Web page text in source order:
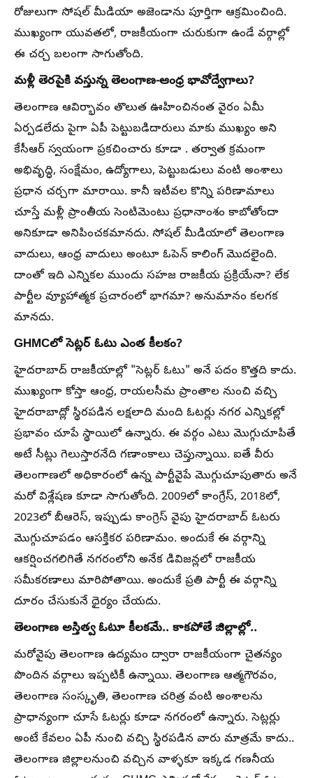
రోజులుగా సోషల్ మీడియా అజెండాను పూర్తిగా ఆక్రమించింది.
ముఖ్యంగా యువతలో, రాజకీయంగా చురుకుగా ఉండే వర్గాల్లో
ఈ చర్చ బలంగా సాగుతోంది.
మళ్లీ తెరపైకి వస్తున్న తెలంగాణ-ఆంధ్ర భావోద్వేగాలు?
తెలంగాణ ఆవిర్భావం తొలుత ఊహించినంత వైరం ఏమీ
ఏర్పడలేదు పైగా ఏపీ పెట్టుబడిదారులు మాకు ముఖ్యం అని
కేసీఆర్ స్వయంగా ప్రకచించారు కూడా . తర్వాత క్రమంగా
అభివృద్ధి, సంక్షేమం, ఉద్యోగాలు, పెట్టుబడులు వంటి అంశాలు
ప్రధాన చర్చగా మారాయి. కానీ ఇటీవల కొన్ని పరిణామాలు
చూస్తే మళ్లీ ప్రాంతీయ సెంటిమెంటు ప్రధానాంశం కాబోతోందా
అనికూడా అనిపించకమానదు. సోషల్ మీడియాలో తెలంగాణ
వాదులు, ఆంధ్ర వాదులు అంటూ ఓపెన్ కాలింగ్ మొదలైంది.
దాంతో ఇది ఎన్నికల ముందు సహజ రాజకీయ ప్రక్రియేనా? లేక
పార్టీల వ్యూహాత్మక ప్రచారంలో భాగమా? అనుమానం కలగక
మానదు.
GHMCలో సెట్లర్ ఓటు ఎంత కీలకం?
హైదరాబాద్ రాజకీయాల్లో "సెట్లర్ ఓటు" అనే పదం కొత్తది కాదు.
ముఖ్యంగా కోస్తా ఆంధ్ర, రాయలసీమ ప్రాంతాల నుంచి వచ్చి
హైదరాబాద్లో స్థిరపడిన లక్షలాది మంది ఓటర్లు నగర ఎన్నికల్లో
ప్రభావం చూపే స్థాయిలో ఉన్నారు. ఈ వర్గం ఎటు మొగ్గుచూపితే
అటే సీట్లు గెలుస్తారనేది గణాంకాలు చెప్తున్నాయి. ఐతే వీరు
తెలంగాణలో అధికారంలో ఉన్న పార్టీవైపే మొగ్గుచూపుతారు అనే
మరో విశ్లేషణ కూడా సాగుతోంది. 2009లో కాంగ్రేస్, 2018లో,
2023లో బీఆరెస్, ఇప్పుడు కాంగ్రెస్ వైపు హైదరాబాద్ ఓటరు
మొగ్గుచూపడం ఆసక్తికర పరిణామం. అందుకే ఈ వర్గాన్ని
ఆకర్షించగలిగితే నగరంలోని అనేక డివిజన్లలో రాజకీయ
సమీకరణాలు మారిపోతాయి. అందుకే ప్రతి పార్టీ ఈ వర్గాన్ని
దూరం చేసుకునే ధైర్యం చేయదు.
తెలంగాణ అస్తిత్వ ఓటూ కీలకమే.. కాకపోతే జిల్లాల్లో..
మరోవైపు తెలంగాణ ఉద్యమం ద్వారా రాజకీయంగా చైతన్యం
పొందిన వర్గాలు ఇప్పటికీ ఉన్నాయి. తెలంగాణ ఆత్మగౌరవం,
తెలంగాణ సంస్కృతి, తెలంగాణ చరిత్ర వంటి అంశాలను
ప్రాధాన్యంగా చూసే ఓటర్లు కూడా నగరంలో ఉన్నారు. సెట్లర్లు
అంటే కేవలం ఏపీ నుంచి వచ్చి స్థిరపడిన వారు మాత్రమే కాదు..
తెలంగాణ జిల్లాలనుంచి వచ్చిన వాళ్ళకూ ఇక్కడ గణనీయ